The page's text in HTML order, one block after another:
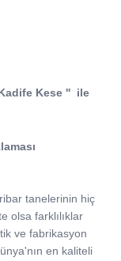
Kese '' ile
tanelerinin hiç
olsa farklılıklar
ve fabrikasyon
en kaliteli